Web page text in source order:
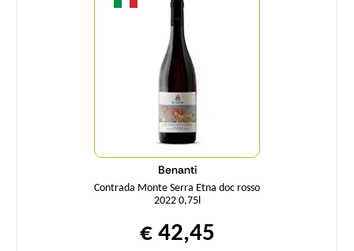
Benanti
Contrada Monte Serra Etna doc rosso
2022 0,75l
€ 42,45